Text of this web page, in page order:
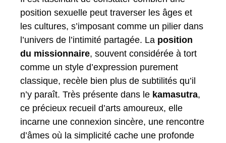
position sexuelle peut traverser les âges et
les cultures, s’imposant comme un pilier dans
l’univers de l’intimité partagée. La position
du missionnaire, souvent considérée à tort
comme un style d’expression purement
classique, recèle bien plus de subtilités qu’il
n’y paraît. Très présente dans le kamasutra,
ce précieux recueil d’arts amoureux, elle
incarne une connexion sincère, une rencontre
d’âmes où la simplicité cache une profonde